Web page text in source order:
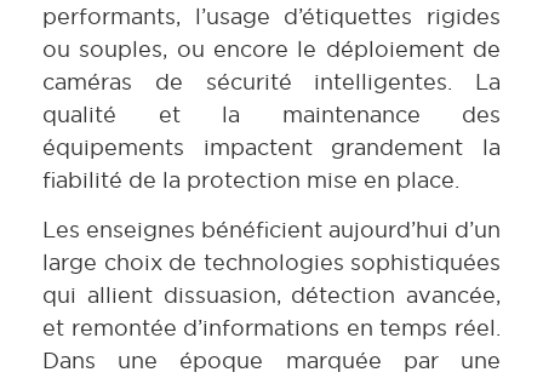
performants, l’usage d’étiquettes rigides
ou souples, ou encore le déploiement de
caméras de sécurité intelligentes. La
qualité et la maintenance des
équipements impactent grandement la
fiabilité de la protection mise en place.
Les enseignes bénéficient aujourd’hui d’un
large choix de technologies sophistiquées
qui allient dissuasion, détection avancée,
et remontée d’informations en temps réel.
Dans une époque marquée par une